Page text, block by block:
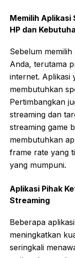
Memilih Aplikasi
HP dan
Sebelum
Anda, terutama
internet. Aplikasi
membutuhkan
Pertimbangkan
streaming dan
streaming game
membutuhkan
frame rate yang
yang mumpuni.
Aplikasi Pihak
Streaming
Beberapa
meningkatkan
seringkali